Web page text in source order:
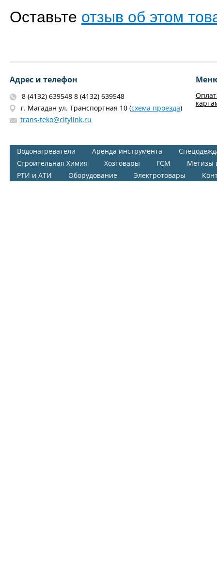
Оставьте отзыв об этом
Адрес и телефон
8 (4132) 639548 8 (4132) 639548
г. Магадан ул. Транспортная 10 (схема проезда)
trans-teko@citylink.ru
Водонагреватели Аренда инструмента
Строительная Химия
Хозтовары ГСМ
Метизы
РТИ и АТИ
Оборудование Электротовары